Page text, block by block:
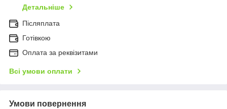
Детальніше
Післяплата
Готівкою
Оплата за реквізитами
Всі умови оплати
Умови повернення